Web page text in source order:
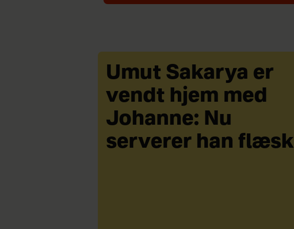
Umut Sakarya er
vendt hjem med
Johanne: Nu
serverer han flæsk